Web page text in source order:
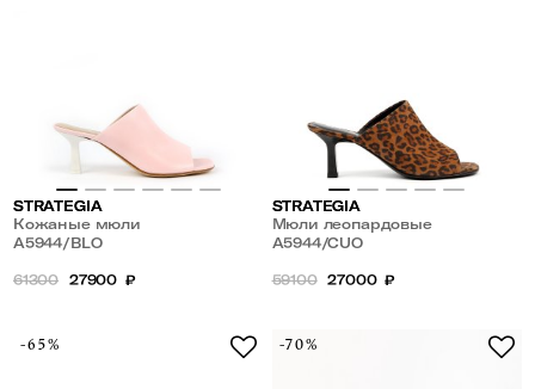
STRATEGIA
Кожаные мюли
A5944/BLO
61300 27900 ₽
STRATEGIA
Мюли леопардовые
A5944/CUO
59100 27000 ₽
-65% -70%